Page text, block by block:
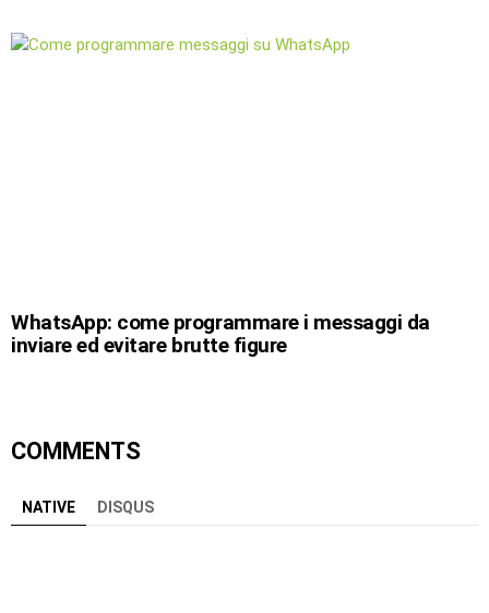
WhatsApp: come programmare i messaggi da
inviare ed evitare brutte figure
COMMENTS
NATIVE DISQUS